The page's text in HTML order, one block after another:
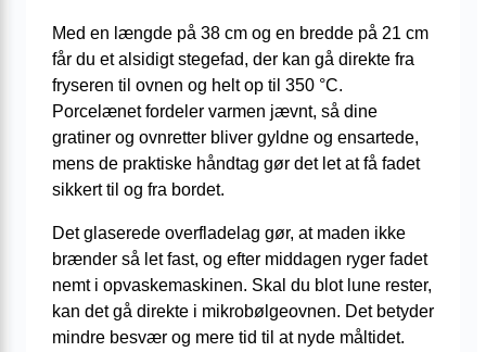
Med en længde på 38 cm og en bredde på 21 cm
får du et alsidigt stegefad, der kan gå direkte fra
fryseren til ovnen og helt op til 350 °C.
Porcelænet fordeler varmen jævnt, så dine
gratiner og ovnretter bliver gyldne og ensartede,
mens de praktiske håndtag gør det let at få fadet
sikkert til og fra bordet.
Det glaserede overfladelag gør, at maden ikke
brænder så let fast, og efter middagen ryger fadet
nemt i opvaskemaskinen. Skal du blot lune rester,
kan det gå direkte i mikrobølgeovnen. Det betyder
mindre besvær og mere tid til at nyde måltidet.